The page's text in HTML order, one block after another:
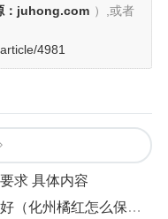
：juhong.com ）,或者
4981
求 具体内容
化州橘红怎么保存）